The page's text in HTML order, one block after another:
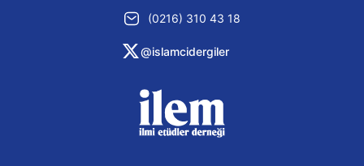
(0216) 310 43 18
@islamcidergiler